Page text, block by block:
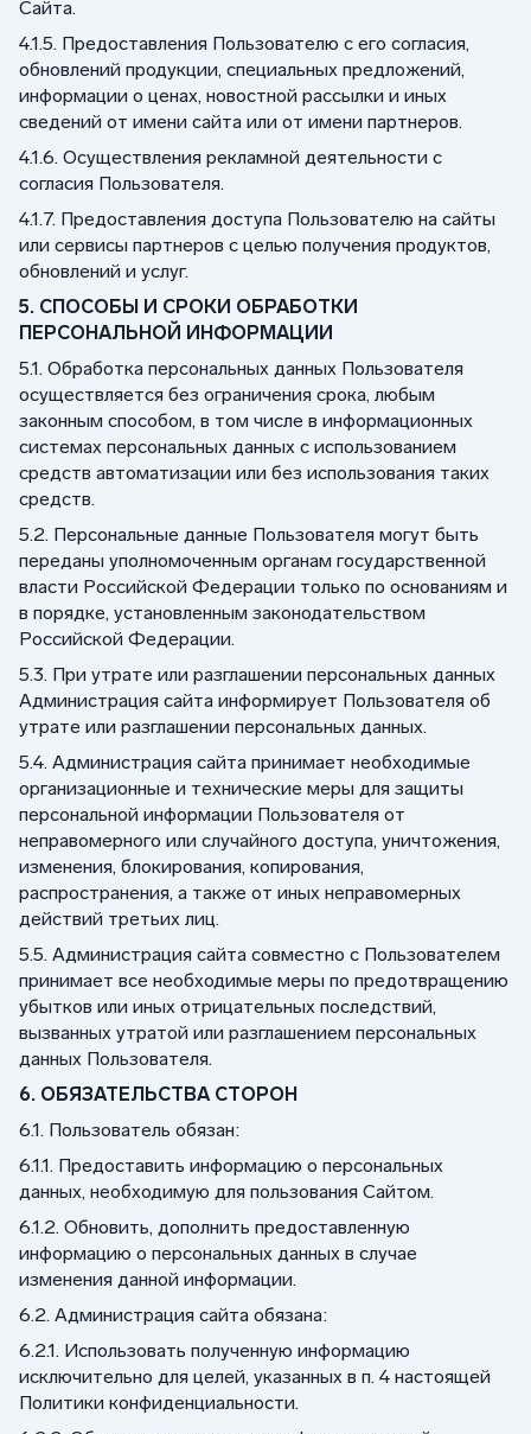
Сайта.
4.1.5. Предоставления Пользователю с его согласия,
обновлений продукции, специальных предложений,
информации о ценах, новостной рассылки и иных
сведений от имени сайта или от имени партнеров.
4.1.6. Осуществления рекламной деятельности с
согласия Пользователя.
4.1.7. Предоставления доступа Пользователю на сайты
или сервисы партнеров с целью получения продуктов,
обновлений и услуг.
5. СПОСОБЫ И СРОКИ ОБРАБОТКИ
ПЕРСОНАЛЬНОЙ ИНФОРМАЦИИ
5.1. Обработка персональных данных Пользователя
осуществляется без ограничения срока, любым
законным способом, в том числе в информационных
системах персональных данных с использованием
средств автоматизации или без использования таких
средств.
5.2. Персональные данные Пользователя могут быть
переданы уполномоченным органам государственной
власти Российской Федерации только по основаниям и
в порядке, установленным законодательством
Российской Федерации.
5.3. При утрате или разглашении персональных данных
Администрация сайта информирует Пользователя об
утрате или разглашении персональных данных.
5.4. Администрация сайта принимает необходимые
организационные и технические меры для защиты
персональной информации Пользователя от
неправомерного или случайного доступа, уничтожения,
изменения, блокирования, копирования,
распространения, а также от иных неправомерных
действий третьих лиц.
5.5. Администрация сайта совместно с Пользователем
принимает все необходимые меры по предотвращению
убытков или иных отрицательных последствий,
вызванных утратой или разглашением персональных
данных Пользователя.
6. ОБЯЗАТЕЛЬСТВА СТОРОН
6.1. Пользователь обязан:
6.1.1. Предоставить информацию о персональных
данных, необходимую для пользования Сайтом.
6.1.2. Обновить, дополнить предоставленную
информацию о персональных данных в случае
изменения данной информации.
6.2. Администрация сайта обязана:
6.2.1. Использовать полученную информацию
исключительно для целей, указанных в п. 4 настоящей
Политики конфиденциальности.